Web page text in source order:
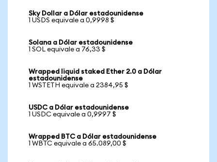
Sky Dollar a Dólar estadounidense
1 USDS equivale a 0,9998 $
Solana a Dólar estadounidense
1 SOL equivale a 76,33 $
Wrapped liquid staked Ether 2.0 a Dólar
estadounidense
1 WSTETH equivale a 2384,95 $
USDC a Dólar estadounidense
1 USDC equivale a 0,9997 $
Wrapped BTC a Dólar estadounidense
1 WBTC equivale a 65.089,00 $